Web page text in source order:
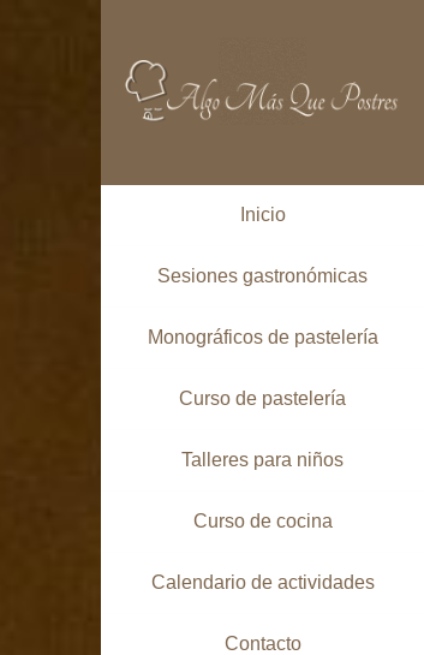
Inicio
Sesiones gastronómicas
Monográficos de pastelería
Curso de pastelería
Talleres para niños
Curso de cocina
Calendario de actividades
Contacto